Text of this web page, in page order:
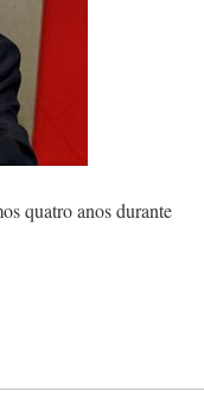
quatro anos durante